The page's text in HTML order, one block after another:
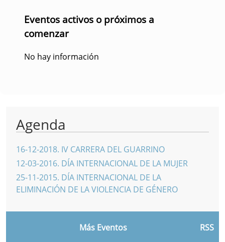
Eventos activos o próximos a
comenzar
No hay información
Agenda
16-12-2018. IV CARRERA DEL GUARRINO
12-03-2016. DÍA INTERNACIONAL DE LA MUJER
25-11-2015. DÍA INTERNACIONAL DE LA
ELIMINACIÓN DE LA VIOLENCIA DE GÉNERO
Más Eventos RSS